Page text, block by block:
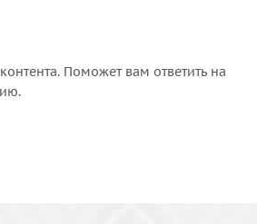
Поможет вам ответить на